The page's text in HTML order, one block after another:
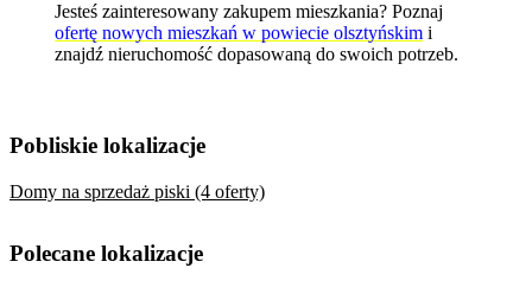
Jesteś zainteresowany zakupem mieszkania? Poznaj
ofertę nowych mieszkań w powiecie olsztyńskim i
znajdź nieruchomość dopasowaną do swoich potrzeb.
Pobliskie lokalizacje
Domy na sprzedaż piski (4 oferty)
Polecane lokalizacje